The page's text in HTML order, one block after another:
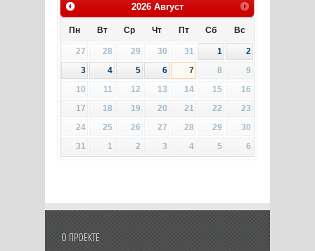
2026 Август
Пн Вт Ср Чт Пт Сб Вс
27 28 29 30 31 1
2
3
4 5 6 7 8
9
10
11 12 13 14 15
16
17
18 19 20 21 22
23
24
25 26 27 28 29
30
31
1 2 3 4 5 6
О ПРОЕКТЕ